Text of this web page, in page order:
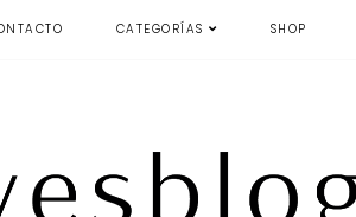
CATEGORÍAS SHOP